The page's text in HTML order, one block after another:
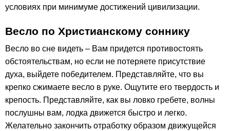
условиях при минимуме достижений цивилизации.
Весло по Христианскому соннику
Весло во сне видеть – Вам придется противостоять
обстоятельствам, но если не потеряете присутствие
духа, выйдете победителем. Представляйте, что вы
крепко сжимаете весло в руке. Ощутите его твердость и
крепость. Представляйте, как вы ловко гребете, волны
послушны вам, лодка движется быстро и легко.
Желательно закончить отработку образом движущейся